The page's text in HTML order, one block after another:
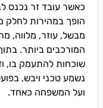
כאשר עובד זר נכנס
הופך במהירות
מבשל, עוזר, מלווה,
המורכבים ביותר.
שוכחות להתעמק בו,
נשמע טכני ויבש,
ועל המשפחה כאחד.